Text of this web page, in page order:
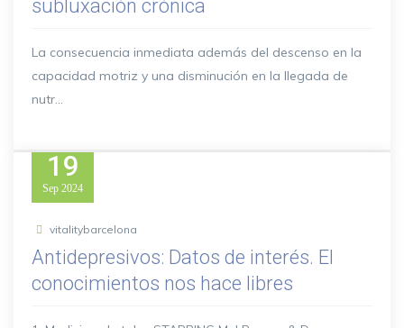
subluxación crónica
La consecuencia inmediata además del descenso en la
capacidad motriz y una disminución en la llegada de
nutr...
19
Sep 2024
vitalitybarcelona
Antidepresivos: Datos de interés. El
conocimientos nos hace libres